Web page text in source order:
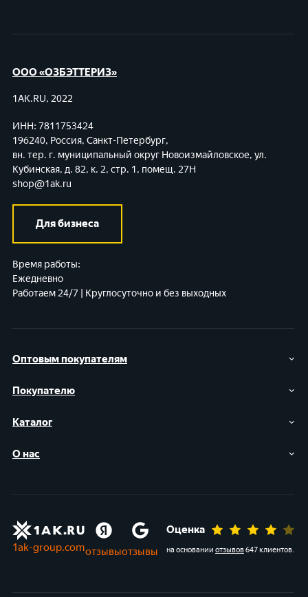
Оптовым покупателям
Покупателю
Каталог
О нас
ООО «ОЗБЭТТЕРИЗ»
1AK.RU, 2022
ИНН: 7811753424
196240, Россия, Санкт-Петербург,
вн. тер. г. муниципальный округ Новоизмайловское, ул.
Кубинская, д. 82, к. 2, стр. 1, помещ. 27Н
shop@1ak.ru
Для бизнеса
Время работы:
Ежедневно
Работаем 24/7 | Круглосуточно и без выходных
1ak-group.comотзывыотзывы
Оценка
на основании отзывов647 клиентов.